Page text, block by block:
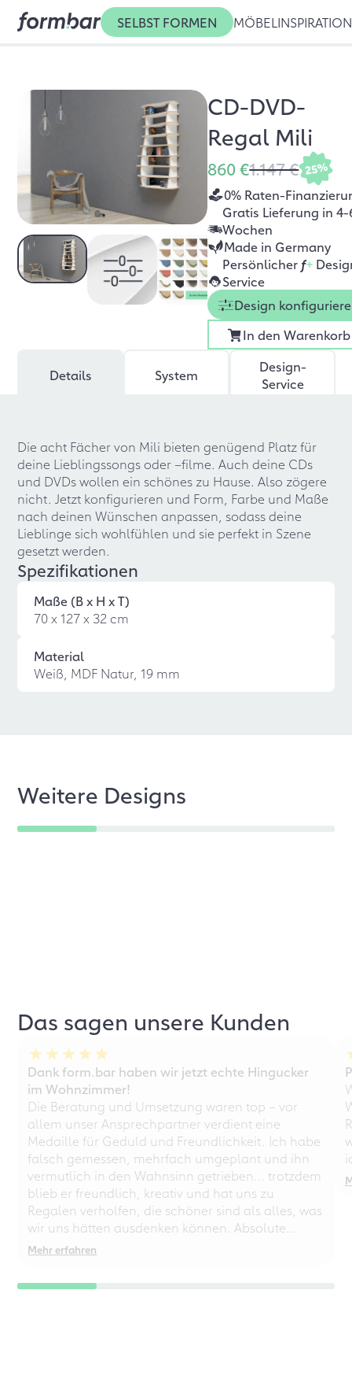
SELBST FORMEN MÖBEL INSPIRATION
CD-DVD-
Regal Mili
860 €1.147 € 25%
0% Raten-
Gratis Lieferung in 4-
Wochen
Made in Germany
Persönlicher f+
Service
Design
In den Warenkorb
Details System
Design-
Service
Die acht Fächer von Mili bieten genügend Platz für
deine Lieblingssongs oder –filme. Auch deine CDs
und DVDs wollen ein schönes zu Hause. Also zögere
nicht. Jetzt konfigurieren und Form, Farbe und Maße
nach deinen Wünschen anpassen, sodass deine
Lieblinge sich wohlfühlen und sie perfekt in Szene
gesetzt werden.
Spezifikationen
Maße (B x H x T)
70 x 127 x 32 cm
Material
Weiß, MDF Natur, 19 mm
Weitere Designs
Das sagen unsere Kunden
Dank form.bar haben wir jetzt echte Hingucker
im Wohnzimmer!
Die Beratung und Umsetzung waren top – vor
allem unser Ansprechpartner verdient eine
Medaille für Geduld und Freundlichkeit. Ich habe
falsch gemessen, mehrfach umgeplant und ihn
vermutlich in den Wahnsinn getrieben… trotzdem
blieb er freundlich, kreativ und hat uns zu
Regalen verholfen, die schöner sind als alles, was
wir uns hätten ausdenken können. Absolute
Empfehlung – auch für chaotische
Mehr erfahren